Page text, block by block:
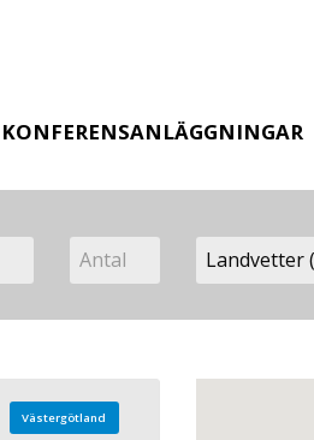
KONFERENSANLÄGGNINGAR
Västergötland